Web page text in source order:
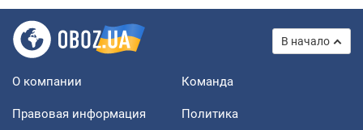
В начало
О компании Команда
Правовая информация
Политика